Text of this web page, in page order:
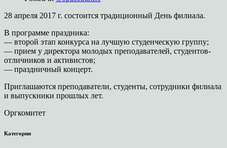
28 апреля 2017 г. состоится традиционный День филиала.
В программе праздника:
— второй этап конкурса на лучшую студенческую группу;
— прием у директора молодых преподавателей, студентов-
отличников и активистов;
— праздничный концерт.
Приглашаются преподаватели, студенты, сотрудники филиала
и выпускники прошлых лет.
Оргкомитет
Категории